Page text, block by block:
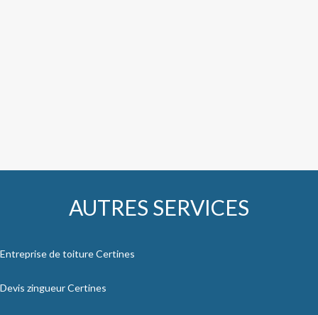
AUTRES SERVICES
Entreprise de toiture Certines
Devis zingueur Certines